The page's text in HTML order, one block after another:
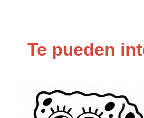
Te pueden